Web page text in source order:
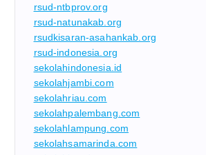
rsud-ntbprov.org
rsud-natunakab.org
rsudkisaran-asahankab.org
rsud-indonesia.org
sekolahindonesia.id
sekolahjambi.com
sekolahriau.com
sekolahpalembang.com
sekolahlampung.com
sekolahsamarinda.com